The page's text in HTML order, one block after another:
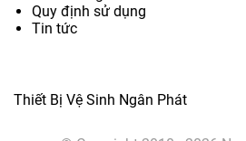
Quy định sử dụng
Tin tức
Thiết Bị Vệ Sinh Ngân Phát